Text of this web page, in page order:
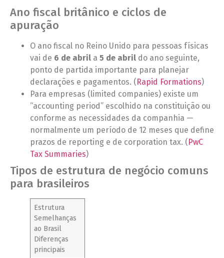
Ano fiscal britânico e ciclos de
apuração
O ano fiscal no Reino Unido para pessoas físicas
vai de 6 de abril a 5 de abril do ano seguinte,
ponto de partida importante para planejar
declarações e pagamentos. ( Rapid Formations)
Para empresas (limited companies) existe um
“accounting period” escolhido na constituição ou
conforme as necessidades da companhia —
normalmente um período de 12 meses que define
prazos de reporting e de corporation tax. ( PwC
Tax Summaries)
Tipos de estrutura de negócio comuns
para brasileiros
Estrutura
Semelhanças
ao Brasil
Diferenças
principais